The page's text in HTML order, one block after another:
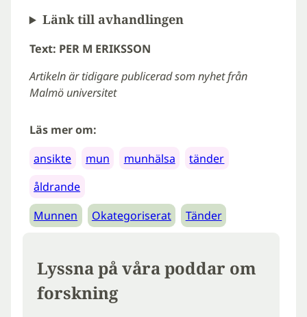
Länk till avhandlingen
Text: PER M ERIKSSON
Artikeln är tidigare publicerad som nyhet från
Malmö universitet
Läs mer om:
ansikte
mun munhälsa
tänder
åldrande
Munnen
Okategoriserat Tänder
Lyssna på våra poddar om
forskning